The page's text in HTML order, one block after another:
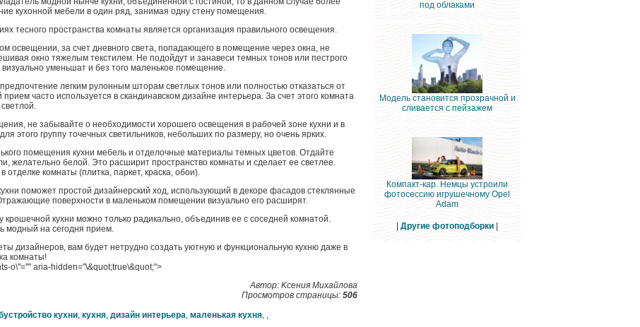
кухонной мебели в один ряд, занимая одну стену помещения.
тесного пространства комнаты является организация правильного освещения.
освещении, за счет дневного света, попадающего в помещение через окна, не
окно тяжелым текстилем. Не подойдут и занавеси темных тонов или пестрого
уменьшат и без того маленькое помещение.
легким рулонным шторам светлых тонов или полностью отказаться от
прием часто используется в скандинавском дизайне интерьера. За счет этого комната
не забывайте о необходимости хорошего освещения в рабочей зоне кухни и в
этого группу точечных светильников, небольших по размеру, но очень ярких.
помещения кухни мебель и отделочные материалы темных цветов. Отдайте
желательно белой. Это расширит пространство комнаты и сделает ее светлее.
отделке комнаты (плитка, паркет, краска, обои).
поможет простой дизайнерский ход, использующий в декоре фасадов стеклянные
поверхности в маленьком помещении визуально его расширят.
кухни можно только радикально, объединив ее с соседней комнатой.
модный на сегодня прием.
дизайнеров, вам будет нетрудно создать уютную и функциональную кухню даже в
комнаты!
o\"="" aria-hidden="\&quot;true\&quot;">
Автор: Kceния Mиxaйлoвa
Просмотров страницы: 506
кухни, кухня, дизайн интерьера, маленькая кухня, ,
под облаками
Модель становится прозрачной и
сливается с пейзажем
Компакт-кар. Немцы устроили
фотосессию игрушечному Opel
Adam
Другие фотоподборки